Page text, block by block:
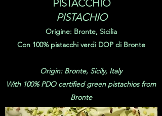
PISTACCHIO
PISTACHIO
Origine: Bronte, Sicilia
Con 100% pistacchi verdi DOP di Bronte
Origin: Bronte, Sicily, Italy
With 100% PDO certified green pistachios from
Bronte